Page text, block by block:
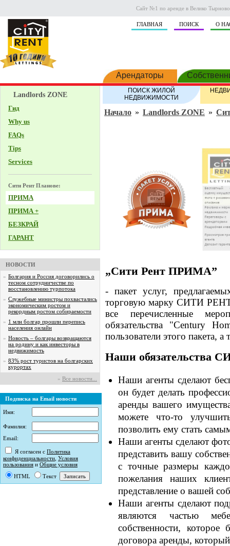
Сайт №1 по аренде в Велико
ГЛАВНАЯ ПОИСК О
Арендаторы
Landlords ZONE
Гид
Why us
FAQs
Tips
Services
Сити Рент Планове:
ПРИМА
ПРИМА +
БЕЗКРАЙ
ГАРАНТ
НОВОСТИ
» Болгария и Россия договорились о
тесном сотрудничестве по
восстановлению турпотока
» Служебные министры похвастались
экономическим ростом и
рекордным ростом собираемости
» 1 млн болгар прошли перепись
населения онлайн
» Новость – болгары возвращаются
на родину и как инвесторы в
недвижимость
» 83% рост туристов на болгарских
курортах
» Все новости...
Подписка на Email новости
Имя:
Фамилия:
Email:
Я согласен с Политика
конфиденциальности Условия
пользования и Общие условия
HTML
Текст
ПОИСК ЖИЛОЙ
НЕДВИЖИМОСТИ
Начало » Landlords ZONE »
„Сити Рент ПРИМА”
- пакет услуг,
торговую марку СИТИ
все перечисленные
обязательства "Century
пользователи этого пакета,
Наши обязательства
Наши агенты сделают
он будет делать
аренды вашего
можете что-то
позволить ему стать
Наши агенты сделают
представить вашу
с точные размеры
пожелания наших
представление о вашей
Наши агенты сделают
являются частью
собственности, которое
договора аренды,